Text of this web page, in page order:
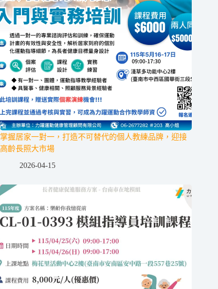
掌握居家一對一，打造不可替代的個人教練品牌，迎接
高齡長照大市場
2026-04-15